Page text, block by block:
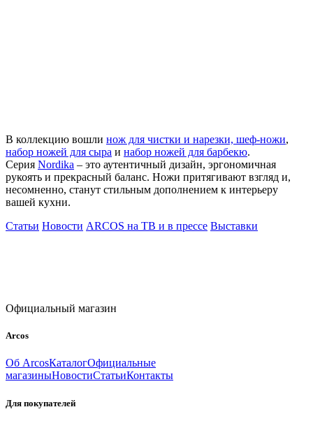
В коллекцию вошли нож для чистки и нарезки, шеф-ножи,
набор ножей для сыра и набор ножей для барбекю.
Серия Nordika – это аутентичный дизайн, эргономичная
рукоять и прекрасный баланс. Ножи притягивают взгляд и,
несомненно, станут стильным дополнением к интерьеру
вашей кухни.
Статьи Новости ARCOS на ТВ и в прессе Выставки
Официальный магазин
Arcos
Об ArcosКаталогОфициальные
магазиныНовостиСтатьиКонтакты
Для покупателей